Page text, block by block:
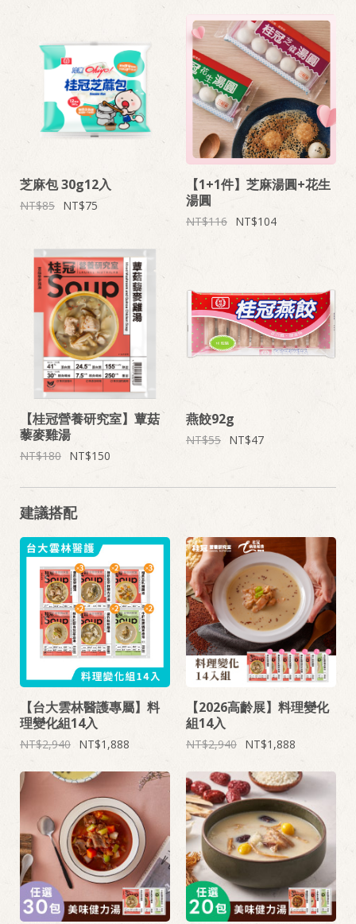
芝麻包 30g12入
85 75
【1+1件】芝麻湯圓+花生
湯圓
116 104
【桂冠營養研究室】蕈菇
藜麥雞湯
180 150
燕餃92g
55 47
建議搭配
【台大雲林醫護專屬】料
理變化組14入
2,940 1,888
【2026高齡展】料理變化
組14入
2,940 1,888